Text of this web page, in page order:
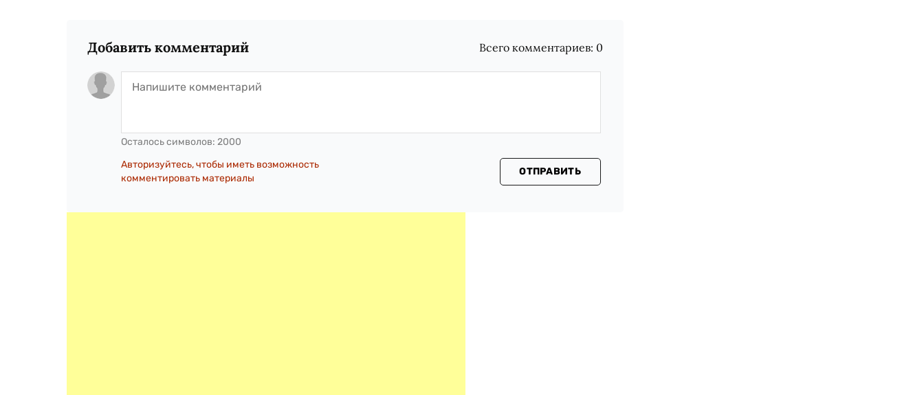
Добавить комментарий Всего комментариев: 0
Осталось символов: 2000
Авторизуйтесь, чтобы иметь возможность
комментировать материалы
ОТПРАВИТЬ